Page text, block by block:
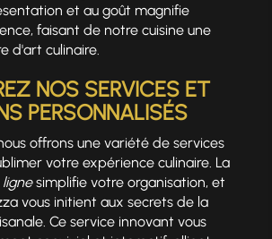
et au goût magnifie
faisant de notre cuisine une
d'art culinaire.
NOS SERVICES ET
PERSONNALISÉS
offrons une variété de services
votre expérience culinaire. La
simplifie votre organisation, et
vous initient aux secrets de la
Ce service innovant vous